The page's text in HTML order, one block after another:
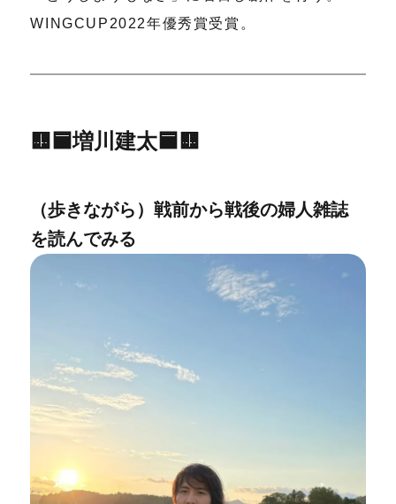
WINGCUP2022年優秀賞受賞。
🟨🟦増川建太🟦🟨
（歩きながら）戦前から戦後の婦人雑誌
を読んでみる